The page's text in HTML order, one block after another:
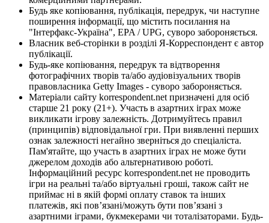
Будь яке копіювання, публікація, передрук, чи наступне
поширення інформації, що містить посилання на
"Інтерфакс-Україна", EPA / UPG, суворо забороняється.
Власник веб-сторінки в розділі Я-Корреспондент є автор
публікації.
Будь-яке копіювання, передрук та відтворення
фотографічних творів та/або аудіовізуальних творів
правовласника Getty Images - суворо забороняється.
Матеріали сайту korrespondent.net призначені для осіб
старше 21 року (21+). Участь в азартних іграх може
викликати ігрову залежність. Дотримуйтесь правил
(принципів) відповідальної гри. При виявленні перших
ознак залежності негайно зверніться до спеціаліста.
Пам'ятайте, що участь в азартних іграх не може бути
джерелом доходів або альтернативою роботі.
Інформаційний ресурс korrespondent.net не проводить
ігри на реальні та/або віртуальні гроші, також сайт не
приймає ні в якій формі оплату ставок та інших
платежів, які пов’язані/можуть бути пов’язані з
азартними іграми, букмекерами чи тоталізаторами. Будь-